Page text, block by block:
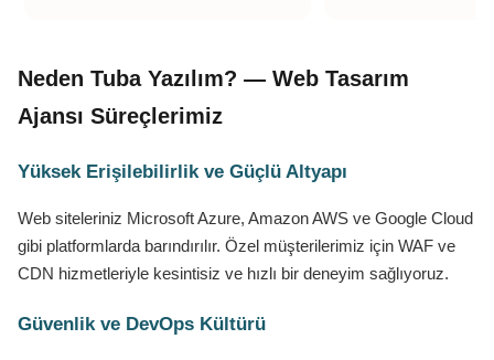
Neden Tuba Yazılım? — Web Tasarım
Ajansı Süreçlerimiz
Yüksek Erişilebilirlik ve Güçlü Altyapı
Web siteleriniz Microsoft Azure, Amazon AWS ve Google Cloud
gibi platformlarda barındırılır. Özel müşterilerimiz için WAF ve
CDN hizmetleriyle kesintisiz ve hızlı bir deneyim sağlıyoruz.
Güvenlik ve DevOps Kültürü